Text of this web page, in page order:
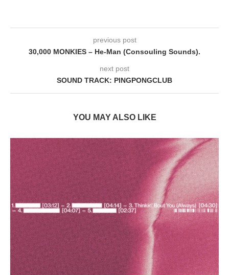
previous post
30,000 MONKIES – He-Man (Consouling Sounds).
next post
SOUND TRACK: PINGPONGCLUB
YOU MAY ALSO LIKE